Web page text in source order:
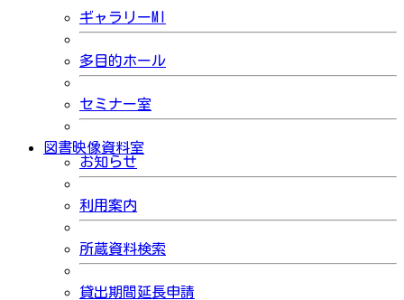
ギャラリーMI
多目的ホール
セミナー室
図書映像資料室
お知らせ
利用案内
所蔵資料検索
貸出期間延長申請